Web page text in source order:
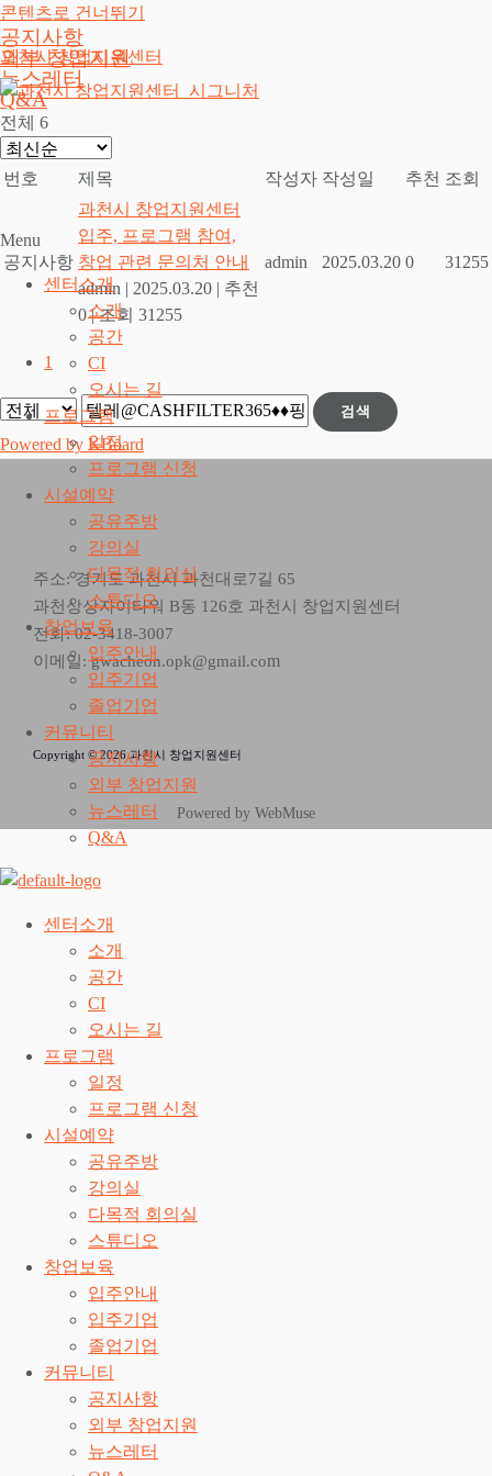
콘텐츠로 건너뛰기
과천시 창업지원센터
Menu
센터소개
소개
공간
CI
오시는 길
프로그램
일정
프로그램 신청
시설예약
공유주방
강의실
다목적 회의실
스튜디오
창업보육
입주안내
입주기업
졸업기업
커뮤니티
공지사항
외부 창업지원
뉴스레터
Q&A
센터소개
소개
공간
CI
오시는 길
프로그램
일정
프로그램 신청
시설예약
공유주방
강의실
다목적 회의실
스튜디오
창업보육
입주안내
입주기업
졸업기업
커뮤니티
공지사항
외부 창업지원
뉴스레터
공지사항
외부 창업지원
뉴스레터
Q&A
전체 6
번호 제목 작성자 작성일 추천 조회
공지사항
과천시 창업지원센터
입주, 프로그램 참여,
창업 관련 문의처 안내
admin | 2025.03.20 | 추천
0 | 조회 31255
admin 2025.03.20 0 31255
1
검색
Powered by KBoard
주소: 경기도 과천시 과천대로7길 65
과천상상자이타워 B동 126호 과천시 창업지원센터
전화: 02-3418-3007
이메일: gwacheon.opk@gmail.com
Copyright © 2026 과천시 창업지원센터
Powered by WebMuse